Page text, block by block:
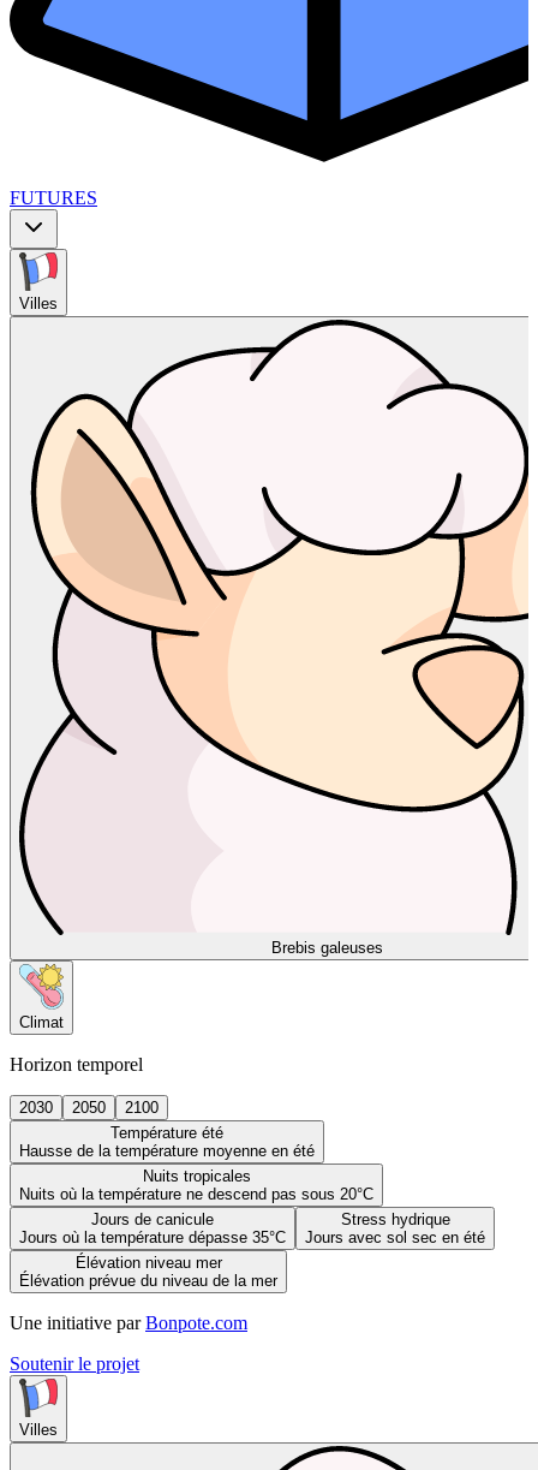
FUTURES
Villes
Brebis galeuses
Climat
Horizon temporel
2030 2050
2100
Température été
Hausse de la température moyenne en été
Nuits tropicales
Nuits où la température ne descend pas sous 20°C
Jours de canicule
Jours où la température dépasse 35°C
Stress hydrique
Jours avec sol sec en été
Élévation niveau mer
Élévation prévue du niveau de la mer
Une initiative par Bonpote.com
Soutenir le projet
Villes